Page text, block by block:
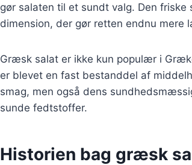
gør salaten til et sundt valg. Den
dimension, der gør retten endnu mere
Græsk salat er ikke kun populær i
er blevet en fast bestanddel af
smag, men også dens
sunde fedtstoffer.
Historien bag græsk